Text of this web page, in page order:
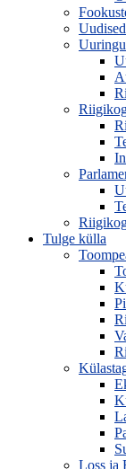
Tulge külla
Loss ja